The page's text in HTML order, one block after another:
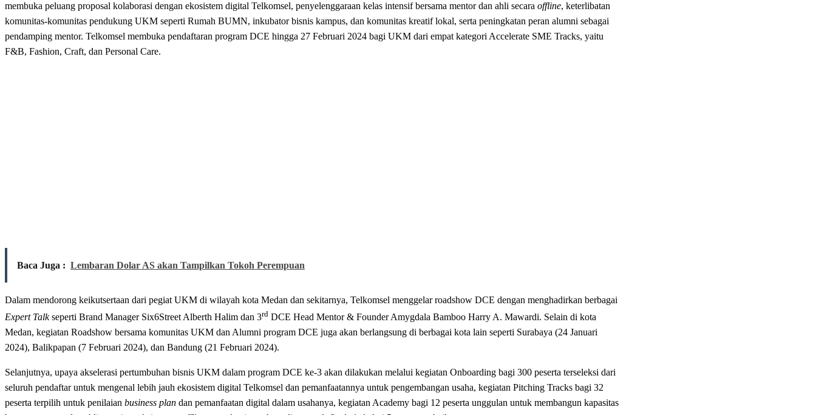
membuka peluang proposal kolaborasi dengan ekosistem digital Telkomsel, penyelenggaraan kelas intensif bersama mentor dan ahli secara offline, keterlibatan
komunitas-komunitas pendukung UKM seperti Rumah BUMN, inkubator bisnis kampus, dan komunitas kreatif lokal, serta peningkatan peran alumni sebagai
pendamping mentor. Telkomsel membuka pendaftaran program DCE hingga 27 Februari 2024 bagi UKM dari empat kategori Accelerate SME Tracks, yaitu
F&B, Fashion, Craft, dan Personal Care.
Baca Juga : Lembaran Dolar AS akan Tampilkan Tokoh Perempuan
Dalam mendorong keikutsertaan dari pegiat UKM di wilayah kota Medan dan sekitarnya, Telkomsel menggelar roadshow DCE dengan menghadirkan berbagai
Expert Talkseperti Brand Manager Six6Street Alberth Halim dan 3rd DCE Head Mentor & Founder Amygdala Bamboo Harry A. Mawardi. Selain di kota
Medan, kegiatan Roadshow bersama komunitas UKM dan Alumni program DCE juga akan berlangsung di berbagai kota lain seperti Surabaya (24 Januari
2024), Balikpapan (7 Februari 2024), dan Bandung (21 Februari 2024).
Selanjutnya, upaya akselerasi pertumbuhan bisnis UKM dalam program DCE ke-3 akan dilakukan melalui kegiatan Onboarding bagi 300 peserta terseleksi dari
seluruh pendaftar untuk mengenal lebih jauh ekosistem digital Telkomsel dan pemanfaatannya untuk pengembangan usaha, kegiatan Pitching Tracks bagi 32
peserta terpilih untuk penilaian business plan dan pemanfaatan digital dalam usahanya, kegiatan Academy bagi 12 peserta unggulan untuk membangun kapasitas